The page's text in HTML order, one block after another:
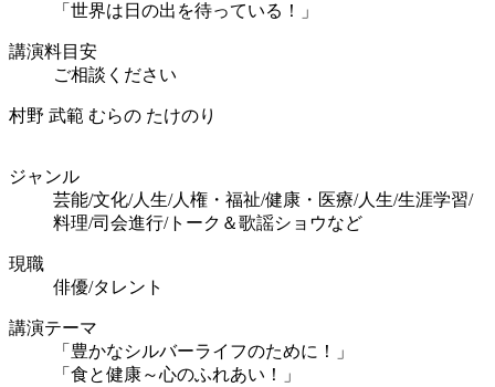
「世界は日の出を待っている！」
講演料目安
ご相談ください
村野 武範 むらの たけのり
ジャンル
芸能/文化/人生/人権・福祉/健康・医療/人生/生涯学習/
料理/司会進行/トーク＆歌謡ショウなど
現職
俳優/タレント
講演テーマ
「豊かなシルバーライフのために！」
「食と健康～心のふれあい！」